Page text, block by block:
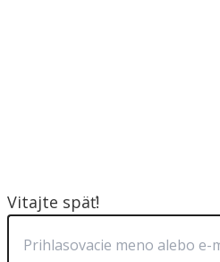
Vitajte späť!